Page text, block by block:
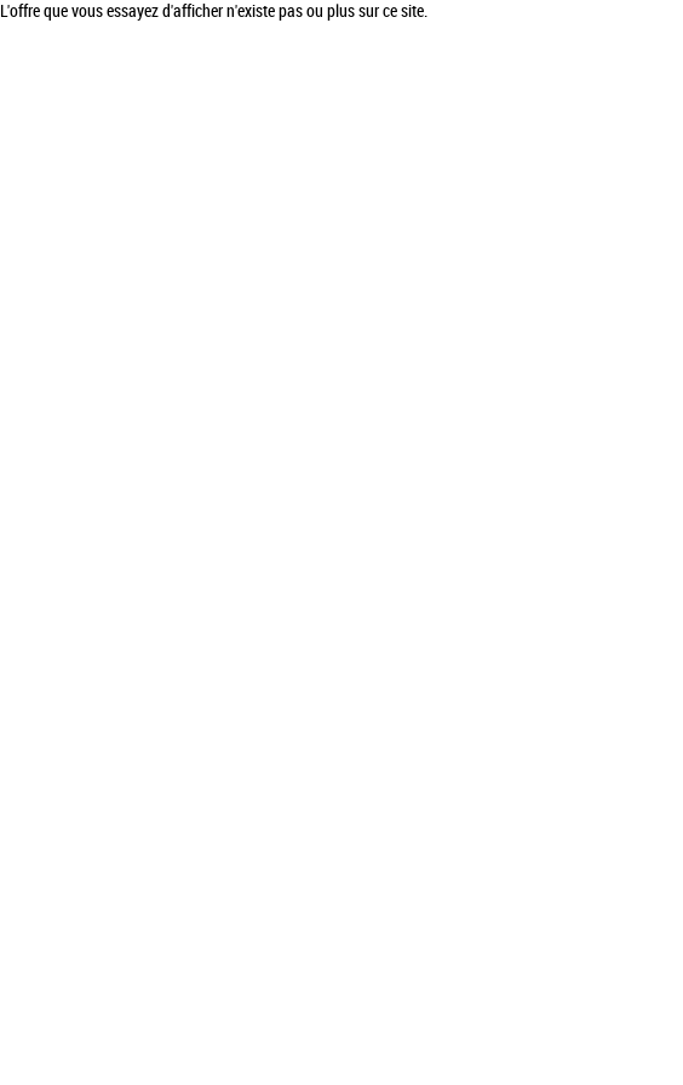
L'offre que vous essayez d'afficher n'existe pas ou plus sur ce site.